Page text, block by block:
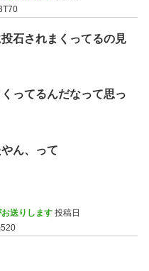
石されまくってるの見
ってるんだなって思っ
ん、って
送りします 投稿日